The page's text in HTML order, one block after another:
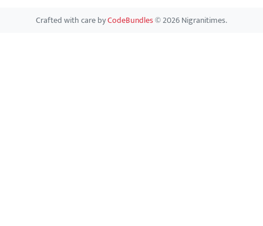
Crafted with care byCodeBundles© 2026 Nigranitimes.